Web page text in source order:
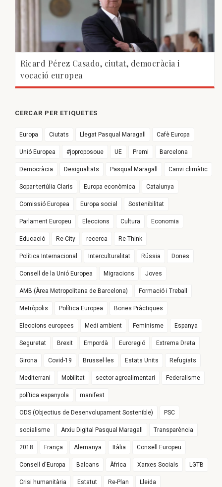
Ricard Pérez Casado, ciutat, democràcia i
vocació europea
CERCAR PER ETIQUETES
Europa Ciutats Llegat Pasqual Maragall Cafè Europa
Unió Europea #joproposoue UE Premi Barcelona
Democràcia Desigualtats Pasqual Maragall Canvi climàtic
Sopar-tertúlia Claris Europa econòmica Catalunya
Comissió Europea Europa social Sostenibilitat
Parlament Europeu Eleccions Cultura Economia
Educació Re-City recerca Re-Think
Política Internacional Interculturalitat Rússia Dones
Consell de la Unió Europea Migracions Joves
AMB (Àrea Metropolitana de Barcelona) Formació i Treball
Metròpolis Política Europea Bones Pràctiques
Eleccions europees Medi ambient Feminisme Espanya
Seguretat Brexit Empordà Euroregió Extrema Dreta
Girona Covid-19 Brussel·les Estats Units Refugiats
Mediterrani Mobilitat sector agroalimentari Federalisme
política espanyola manifest
ODS (Objectius de Desenvolupament Sostenible) PSC
socialisme Arxiu Digital Pasqual Maragall Transparència
2018 França Alemanya Itàlia Consell Europeu
Consell d'Europa Balcans Àfrica Xarxes Socials LGTB
Crisi humanitària Estatut Re-Plan Lleida